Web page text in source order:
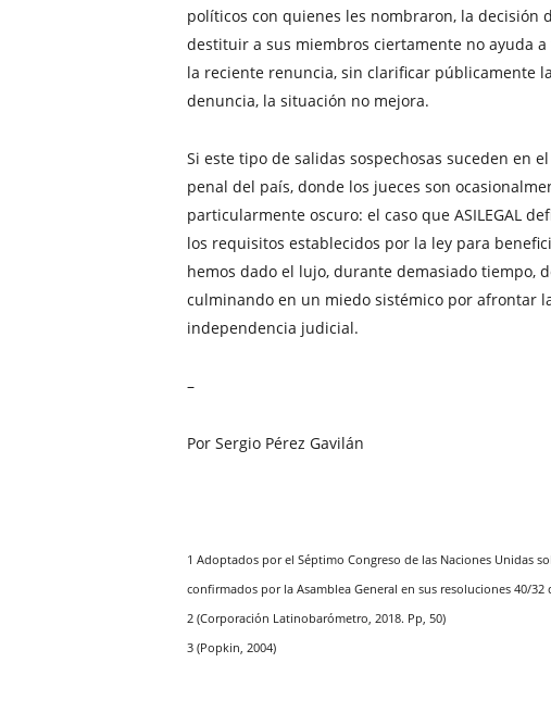
políticos con quienes les nombraron, la decisión
destituir a sus miembros ciertamente no ayuda
la reciente renuncia, sin clarificar públicamente
denuncia, la situación no mejora.
Si este tipo de salidas sospechosas suceden en
penal del país, donde los jueces son
particularmente oscuro: el caso que ASILEGAL
los requisitos establecidos por la ley para
hemos dado el lujo, durante demasiado tiempo,
culminando en un miedo sistémico por afrontar
independencia judicial.
–
Por Sergio Pérez Gavilán
1 Adoptados por el Séptimo Congreso de las Naciones Unidas
confirmados por la Asamblea General en sus resoluciones 40/
2 (Corporación Latinobarómetro, 2018. Pp, 50)
3 (Popkin, 2004)